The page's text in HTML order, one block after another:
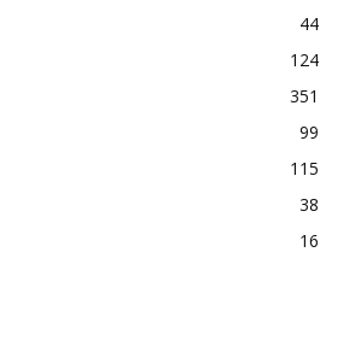
44
124
351
99
115
38
16